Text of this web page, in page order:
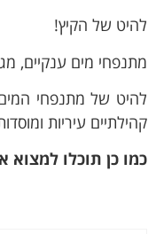
להיט של הקיץ!
מתנפחי מים ענקיים, מגלשת מים 20 מטר, מגלשת מים תמנון, מגלשת מים לווייתן, ברכות מים בגדלים שונים לקטנטנים
להיט של מתנפחי המים
קהילתיים עיריות
כמו כן תוכלו למצוא